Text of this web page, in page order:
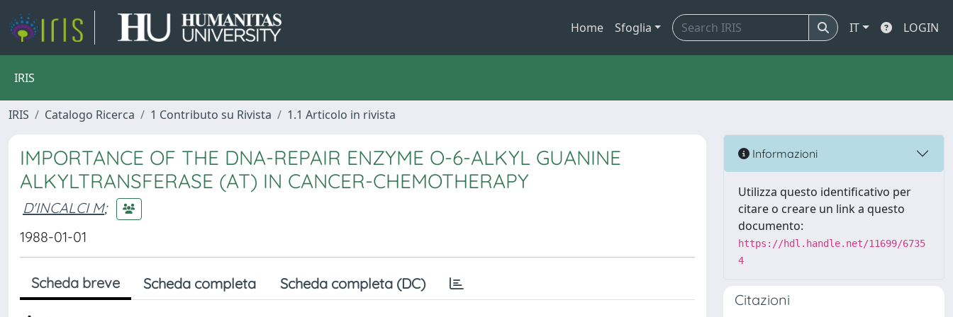
Home Sfoglia IT LOGIN
IRIS
IRIS Catalogo Ricerca 1 Contributo su Rivista 1.1 Articolo in rivista
IMPORTANCE OF THE DNA-REPAIR ENZYME O-6-ALKYL GUANINE
ALKYLTRANSFERASE (AT) IN CANCER-CHEMOTHERAPY
D'INCALCI M;
1988-01-01
Scheda breve Scheda completa Scheda completa (DC)
Informazioni
Utilizza questo identificativo per
citare o creare un link a questo
documento:
https://hdl.handle.net/11699/6735
4
Citazioni